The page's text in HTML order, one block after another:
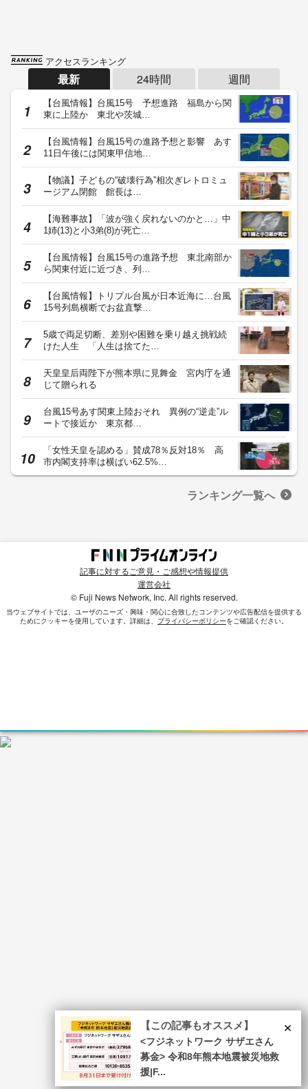
アクセスランキング
最新 24時間 週間
【台風情報】台風15号 予想進路 福島から関
東に上陸か 東北や茨城…
【台風情報】台風15号の進路予想と影響 あす
11日午後には関東甲信地…
【物議】子どもの“破壊行為”相次ぎレトロミュ
ージアム閉館 館長は…
【海難事故】「波が強く戻れないのかと…」中
1姉(13)と小3弟(8)が死亡…
【台風情報】台風15号の進路予想 東北南部か
ら関東付近に近づき、列…
【台風情報】トリプル台風が日本近海に…台風
15号列島横断でお盆直撃…
5歳で両足切断、差別や困難を乗り越え挑戦続
けた人生 「人生は捨てた…
天皇皇后両陛下が熊本県に見舞金 宮内庁を通
じて贈られる
台風15号あす関東上陸おそれ 異例の“逆走”ル
ートで接近か 東京都…
「女性天皇を認める」賛成78％反対18％ 高
市内閣支持率は横ばい62.5%…
ランキング一覧へ
記事に対するご意見・ご感想や情報提供
運営会社
© Fuji News Network, Inc. All rights reserved.
当ウェブサイトでは、ユーザのニーズ・興味・関⼼に合致したコンテンツや広告配信を提供する
ためにクッキーを使⽤しています。詳細は、 プライバシーポリシーをご確認ください。
×
【この記事もオススメ】
<フジネットワーク サザエさん
募金> 令和8年熊本地震被災地救
援|F...